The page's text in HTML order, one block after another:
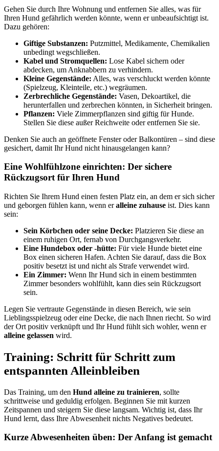
Gehen Sie durch Ihre Wohnung und entfernen Sie alles, was für
Ihren Hund gefährlich werden könnte, wenn er unbeaufsichtigt ist.
Dazu gehören:
Giftige Substanzen: Putzmittel, Medikamente, Chemikalien
unbedingt wegschließen.
Kabel und Stromquellen: Lose Kabel sichern oder
abdecken, um Anknabbern zu verhindern.
Kleine Gegenstände: Alles, was verschluckt werden könnte
(Spielzeug, Kleinteile, etc.) wegräumen.
Zerbrechliche Gegenstände: Vasen, Dekoartikel, die
herunterfallen und zerbrechen könnten, in Sicherheit bringen.
Pflanzen: Viele Zimmerpflanzen sind giftig für Hunde.
Stellen Sie diese außer Reichweite oder entfernen Sie sie.
Denken Sie auch an geöffnete Fenster oder Balkontüren – sind diese
gesichert, damit Ihr Hund nicht hinausgelangen kann?
Eine Wohlfühlzone einrichten: Der sichere
Rückzugsort für Ihren Hund
Richten Sie Ihrem Hund einen festen Platz ein, an dem er sich sicher
und geborgen fühlen kann, wenn eralleine zuhause ist. Dies kann
sein:
Sein Körbchen oder seine Decke: Platzieren Sie diese an
einem ruhigen Ort, fernab von Durchgangsverkehr.
Eine Hundebox oder -hütte: Für viele Hunde bietet eine
Box einen sicheren Hafen. Achten Sie darauf, dass die Box
positiv besetzt ist und nicht als Strafe verwendet wird.
Ein Zimmer: Wenn Ihr Hund sich in einem bestimmten
Zimmer besonders wohlfühlt, kann dies sein Rückzugsort
sein.
Legen Sie vertraute Gegenstände in diesen Bereich, wie sein
Lieblingsspielzeug oder eine Decke, die nach Ihnen riecht. So wird
der Ort positiv verknüpft und Ihr Hund fühlt sich wohler, wenn er
alleine gelassen wird.
Training: Schritt für Schritt zum
entspannten Alleinbleiben
Das Training, um den Hund alleine zu trainieren, sollte
schrittweise und geduldig erfolgen. Beginnen Sie mit kurzen
Zeitspannen und steigern Sie diese langsam. Wichtig ist, dass Ihr
Hund lernt, dass Ihre Abwesenheit nichts Negatives bedeutet.
Kurze Abwesenheiten üben: Der Anfang ist gemacht